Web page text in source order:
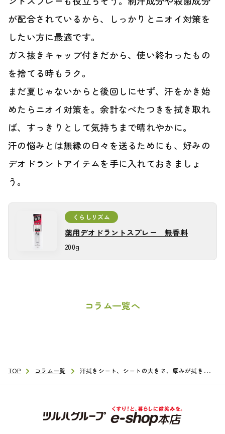
が配合されているから、しっかりとニオイ対策を
したい方に最適です。
ガス抜きキャップ付きだから、使い終わったもの
を捨てる時もラク。
まだ夏じゃないからと後回しにせず、汗をかき始
めたらニオイ対策を。余計なべたつきを拭き取れ
ば、すっきりとして気持ちまで晴れやかに。
汗の悩みとは無縁の日々を送るためにも、好みの
デオドラントアイテムを手に入れておきましょ
う。
くらしリズム
薬用デオドラントスプレー 無香料
薬用デオドラントスプレー 無香料
200g
コラム一覧へ
TOP
TOP コラム一覧
コラム一覧 汗拭きシート、シートの大きさ、厚みが拭き心地のよさに直結